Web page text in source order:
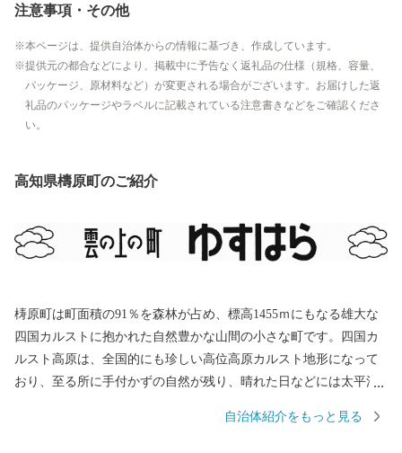
注意事項・その他
本ページは、提供自治体からの情報に基づき、作成しています。
提供元の都合などにより、掲載中に予告なく返礼品の仕様（規格、容量、
パッケージ、原材料など）が変更される場合がございます。お届けした返
礼品のパッケージやラベルに記載されている注意書きなどをご確認くださ
い。
高知県檮原町のご紹介
梼原町は町面積の91％を森林が占め、標高1455ｍにもなる雄大な
四国カルストに抱かれた自然豊かな山間の小さな町です。四国カ
ルスト高原は、全国的にも珍しい高位高原カルスト地形になって
おり、至る所に手付かずの自然が残り、晴れた日などには太平洋
の高原では、里から登ってきた牛たちが放牧されのどかに草を食
自治体紹介をもっと見る